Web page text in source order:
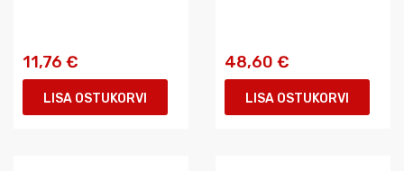
11,76 €
LISA OSTUKORVI
48,60 €
LISA OSTUKORVI